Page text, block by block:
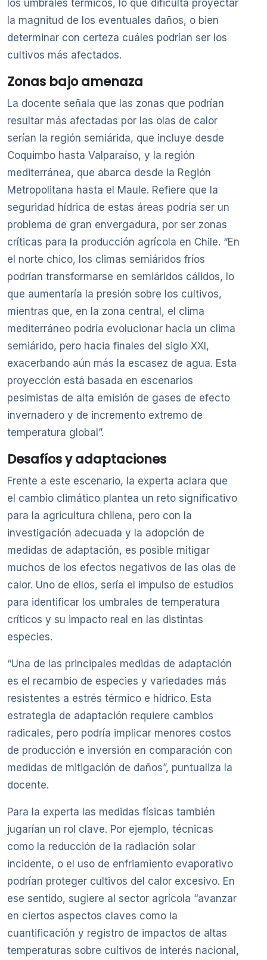
los umbrales térmicos, lo que dificulta proyectar
la magnitud de los eventuales daños, o bien
determinar con certeza cuáles podrían ser los
cultivos más afectados.
Zonas bajo amenaza
La docente señala que las zonas que podrían
resultar más afectadas por las olas de calor
serían la región semiárida, que incluye desde
Coquimbo hasta Valparaíso, y la región
mediterránea, que abarca desde la Región
Metropolitana hasta el Maule. Refiere que la
seguridad hídrica de estas áreas podría ser un
problema de gran envergadura, por ser zonas
críticas para la producción agrícola en Chile. “En
el norte chico, los climas semiáridos fríos
podrían transformarse en semiáridos cálidos, lo
que aumentaría la presión sobre los cultivos,
mientras que, en la zona central, el clima
mediterráneo podría evolucionar hacia un clima
semiárido, pero hacia finales del siglo XXI,
exacerbando aún más la escasez de agua. Esta
proyección está basada en escenarios
pesimistas de alta emisión de gases de efecto
invernadero y de incremento extremo de
temperatura global”.
Desafíos y adaptaciones
Frente a este escenario, la experta aclara que
el cambio climático plantea un reto significativo
para la agricultura chilena, pero con la
investigación adecuada y la adopción de
medidas de adaptación, es posible mitigar
muchos de los efectos negativos de las olas de
calor. Uno de ellos, sería el impulso de estudios
para identificar los umbrales de temperatura
críticos y su impacto real en las distintas
especies.
“Una de las principales medidas de adaptación
es el recambio de especies y variedades más
resistentes a estrés térmico e hídrico. Esta
estrategia de adaptación requiere cambios
radicales, pero podría implicar menores costos
de producción e inversión en comparación con
medidas de mitigación de daños”, puntualiza la
docente.
Para la experta las medidas físicas también
jugarían un rol clave. Por ejemplo, técnicas
como la reducción de la radiación solar
incidente, o el uso de enfriamiento evaporativo
podrían proteger cultivos del calor excesivo. En
ese sentido, sugiere al sector agrícola “avanzar
en ciertos aspectos claves como la
cuantificación y registro de impactos de altas
temperaturas sobre cultivos de interés nacional,